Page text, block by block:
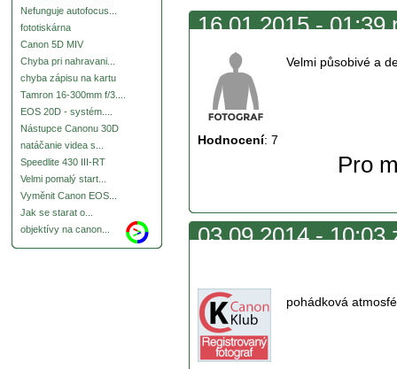
Nefunguje autofocus...
fototiskárna
Canon 5D MIV
Chyba pri nahravani...
chyba zápisu na kartu
Tamron 16-300mm f/3....
EOS 20D - systém....
Nástupce Canonu 30D
natáčanie videa s...
Speedlite 430 III-RT
Velmi pomalý start...
Vyměnit Canon EOS...
Jak se starat o...
objektívy na canon...
16.01.2015 -
Hodnocení: 7
Velmi působivé a
Pro
03.09.2014 -
pohádková